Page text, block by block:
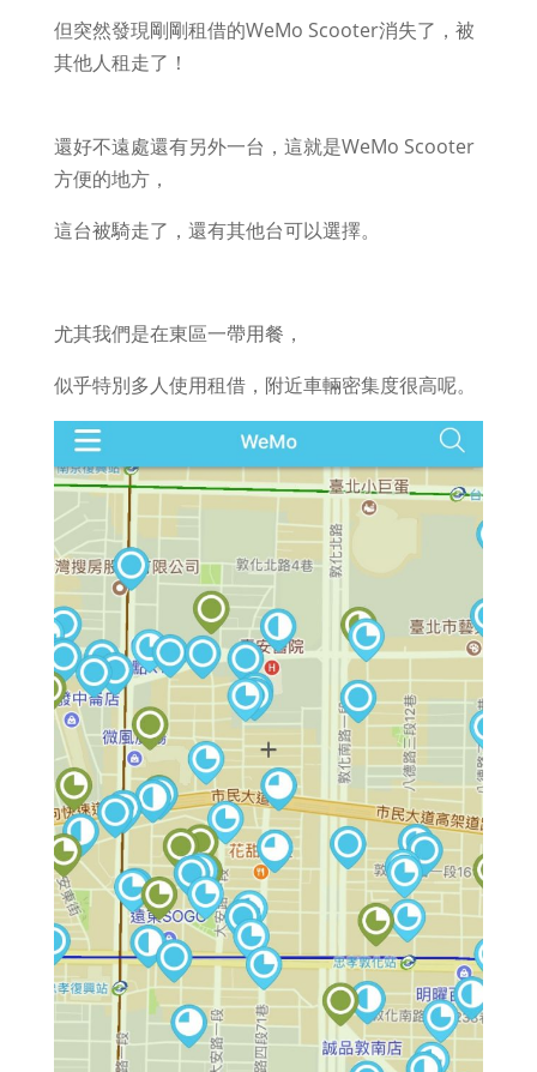
但突然發現剛剛租借的WeMo Scooter消失了，被
其他人租走了！
還好不遠處還有另外一台，這就是WeMo Scooter
方便的地方，
這台被騎走了，還有其他台可以選擇。
尤其我們是在東區一帶用餐，
似乎特別多人使用租借，附近車輛密集度很高呢。